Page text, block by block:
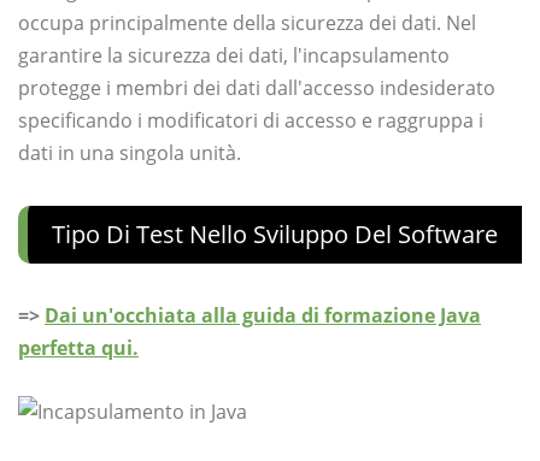
occupa principalmente della sicurezza dei dati. Nel
garantire la sicurezza dei dati, l'incapsulamento
protegge i membri dei dati dall'accesso indesiderato
specificando i modificatori di accesso e raggruppa i
dati in una singola unità.
Tipo Di Test Nello Sviluppo Del Software
=> Dai un'occhiata alla guida di formazione Java
perfetta qui.